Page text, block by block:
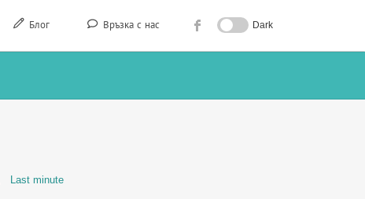
Блог Връзка с нас Dark
Last minute